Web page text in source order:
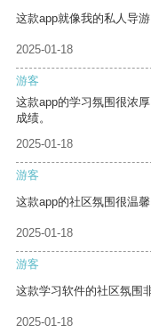
这款app就像我的私人导
2025-01-18
游客
这款app的学习氛围很浓
成绩。
2025-01-18
游客
这款app的社区氛围很温
2025-01-18
游客
这款学习软件的社区氛围
2025-01-18